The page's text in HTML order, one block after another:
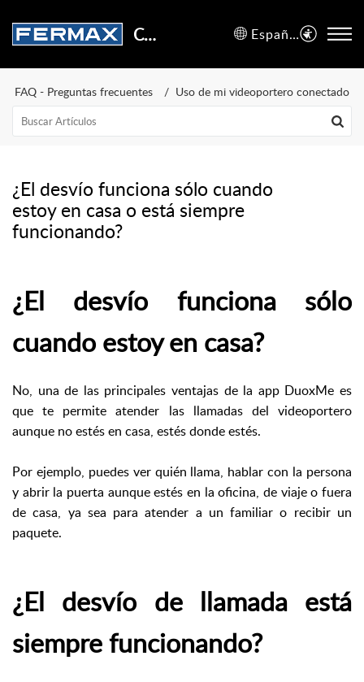
Centro de Soporte Español (España)
FAQ - Preguntas frecuentes Uso de mi videoportero conectado
¿El desvío funciona sólo cuando
estoy en casa o está siempre
funcionando?
¿El desvío funciona sólo
cuando estoy en casa?
No, una de las principales ventajas de la app DuoxMe es
que te permite atender las llamadas del videoportero
aunque no estés en casa, estés donde estés.
Por ejemplo, puedes ver quién llama, hablar con la persona
y abrir la puerta aunque estés en la oficina, de viaje o fuera
de casa, ya sea para atender a un familiar o recibir un
paquete.
¿El desvío de llamada está
siempre funcionando?